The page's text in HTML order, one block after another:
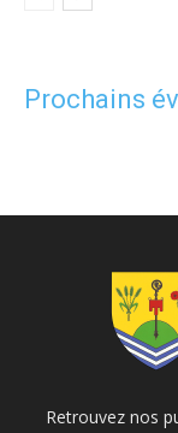
Prochains
Retrouvez nos